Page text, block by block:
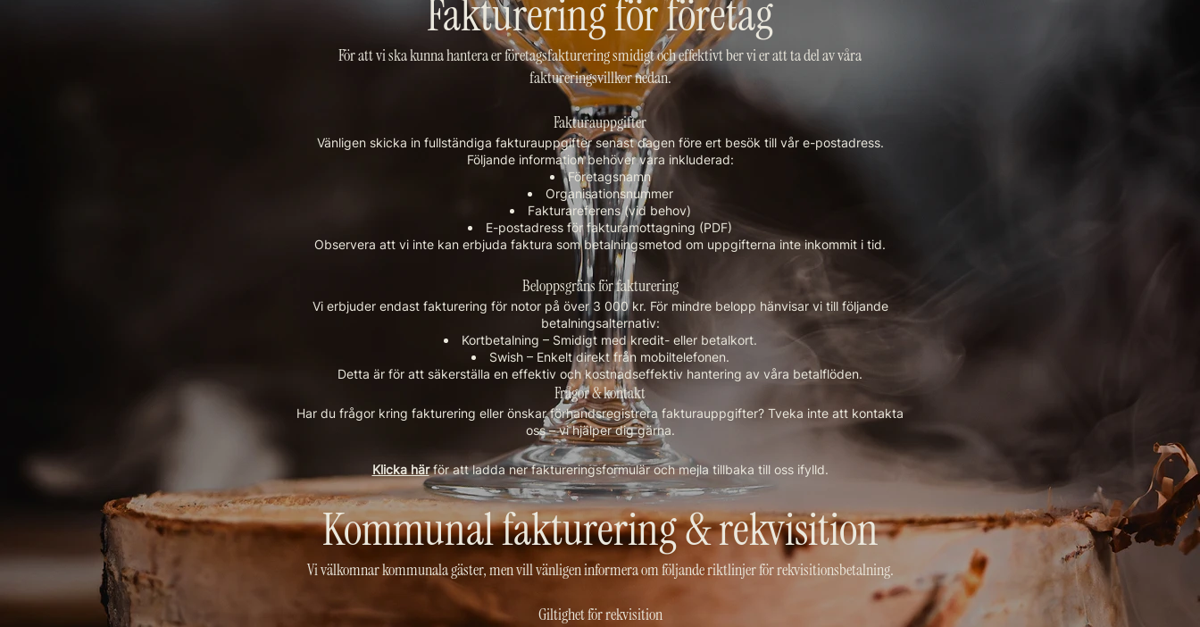
Fakturering för företag
För att vi ska kunna hantera er företagsfakturering smidigt och effektivt ber vi er att ta del av våra
faktureringsvillkor nedan.
Fakturauppgifter
Vänligen skicka in fullständiga fakturauppgifter senast dagen före ert besök till vår e-postadress.
Följande information behöver vara inkluderad:
Företagsnamn
Organisationsnummer
Fakturareferens (vid behov)
E-postadress för fakturamottagning (PDF)
Observera att vi inte kan erbjuda faktura som betalningsmetod om uppgifterna inte inkommit i tid.
Beloppsgräns för fakturering
Vi erbjuder endast fakturering för notor på över 3 000 kr. För mindre belopp hänvisar vi till följande
betalningsalternativ:
Kortbetalning – Smidigt med kredit- eller betalkort.
Swish – Enkelt direkt från mobiltelefonen.
Detta är för att säkerställa en effektiv och kostnadseffektiv hantering av våra betalflöden.
Frågor & kontakt
Har du frågor kring fakturering eller önskar förhandsregistrera fakturauppgifter? Tveka inte att kontakta
oss – vi hjälper dig gärna.
Klicka härför att ladda ner faktureringsformulär och mejla tillbaka till oss ifylld.
Kommunal fakturering & rekvisition
Vi välkomnar kommunala gäster, men vill vänligen informera om följande riktlinjer för rekvisitionsbetalning.
Giltighet för rekvisition